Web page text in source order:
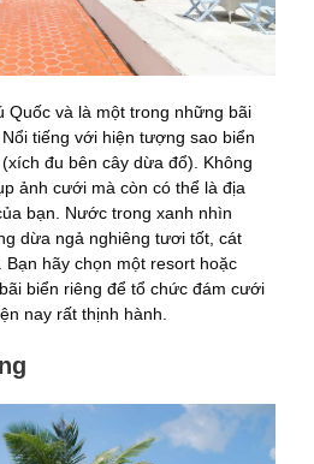
Quốc và là một trong những bãi
tiếng với hiện tượng sao biển
đu bên cây dừa đổ). Không
ảnh cưới mà còn có thể là địa
bạn. Nước trong xanh nhìn
dừa ngả nghiêng tươi tốt, cát
hãy chọn một resort hoặc
biển riêng để tổ chức đám cưới
nay rất thịnh hành.